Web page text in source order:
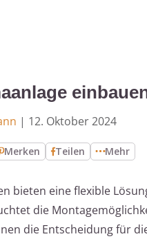
| 12. Oktober 2024
Merken Teilen Mehr
bieten eine flexible
die
die Entscheidung für